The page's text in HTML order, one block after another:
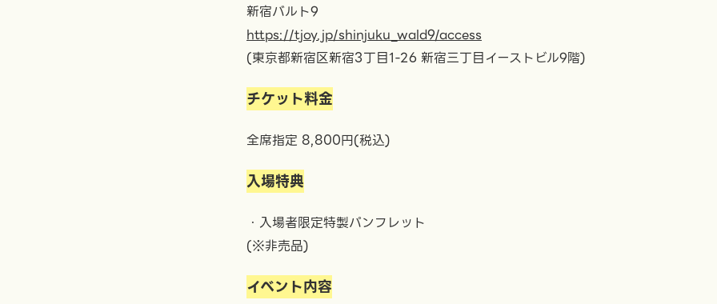
新宿バルト9
https://tjoy.jp/shinjuku_wald9/access
(東京都新宿区新宿3丁目1-26 新宿三丁目イーストビル9階)
チケット料金
全席指定 8,800円(税込)
入場特典
・入場者限定特製パンフレット
(※非売品)
イベント内容